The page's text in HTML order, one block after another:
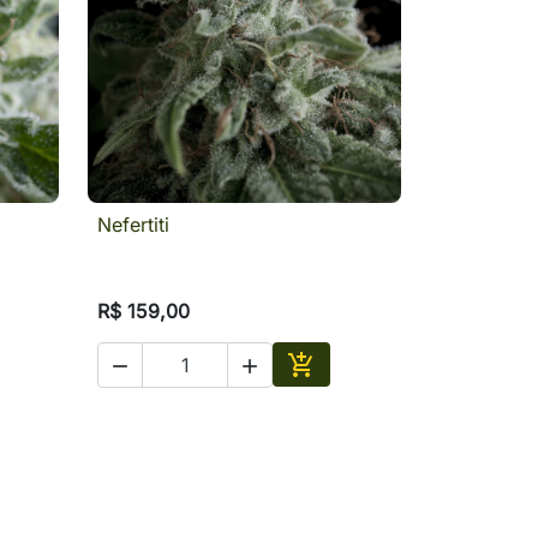

Nefertiti
R$ 159,00
  
Adicionar